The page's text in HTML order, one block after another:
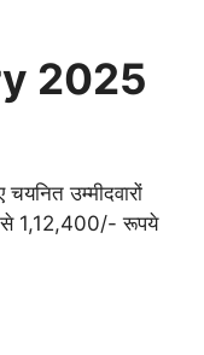
2025
उम्मीदवारों
1,12,400/- रूपये